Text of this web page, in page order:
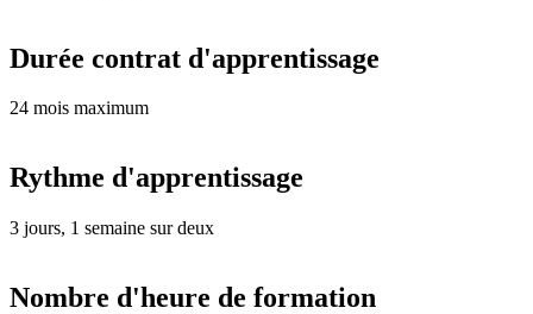
Durée contrat d'apprentissage
24 mois maximum
Rythme d'apprentissage
3 jours, 1 semaine sur deux
Nombre d'heure de formation